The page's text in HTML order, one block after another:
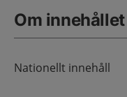
Om innehållet
Nationellt innehåll